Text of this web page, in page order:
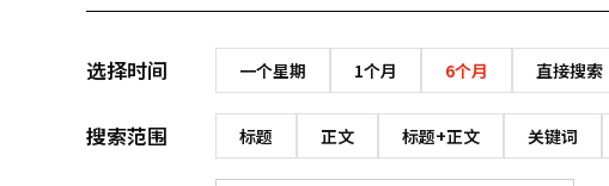
选择时间 一个星期 1个月 6个月 直接搜索
搜索范围 标题 正文 标题+正文 关键词